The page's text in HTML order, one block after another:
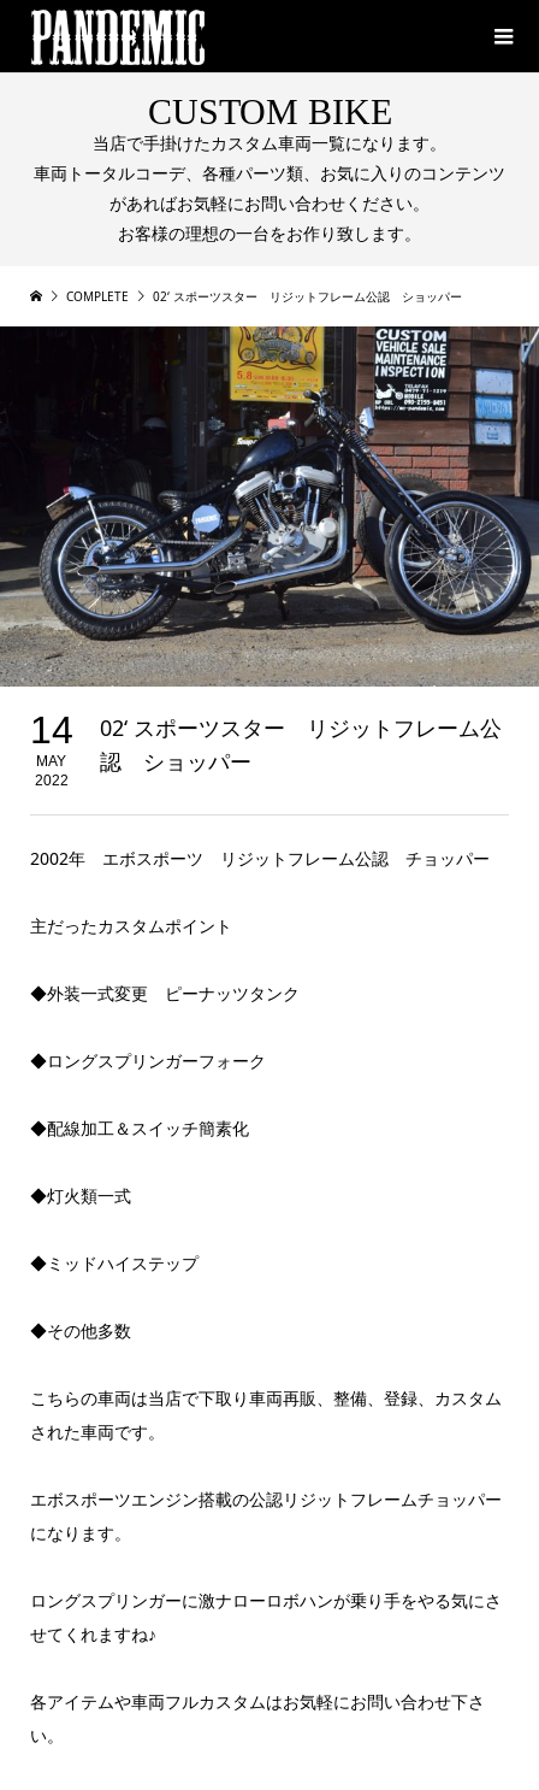
CUSTOM BIKE
当店で手掛けたカスタム車両一覧になります。
車両トータルコーデ、各種パーツ類、お気に入りのコンテンツ
があればお気軽にお問い合わせください。
お客様の理想の一台をお作り致します。
COMPLETE 02‘ スポーツスター リジットフレーム公認 ショッパー
14
MAY
2022
02‘ スポーツスター リジットフレーム公
認 ショッパー
2002年 エボスポーツ リジットフレーム公認 チョッパー
主だったカスタムポイント
◆外装一式変更 ピーナッツタンク
◆ロングスプリンガーフォーク
◆配線加工＆スイッチ簡素化
◆灯火類一式
◆ミッドハイステップ
◆その他多数
こちらの車両は当店で下取り車両再販、整備、登録、カスタム
された車両です。
エボスポーツエンジン搭載の公認リジットフレームチョッパー
になります。
ロングスプリンガーに激ナローロボハンが乗り手をやる気にさ
せてくれますね♪
各アイテムや車両フルカスタムはお気軽にお問い合わせ下さ
い。